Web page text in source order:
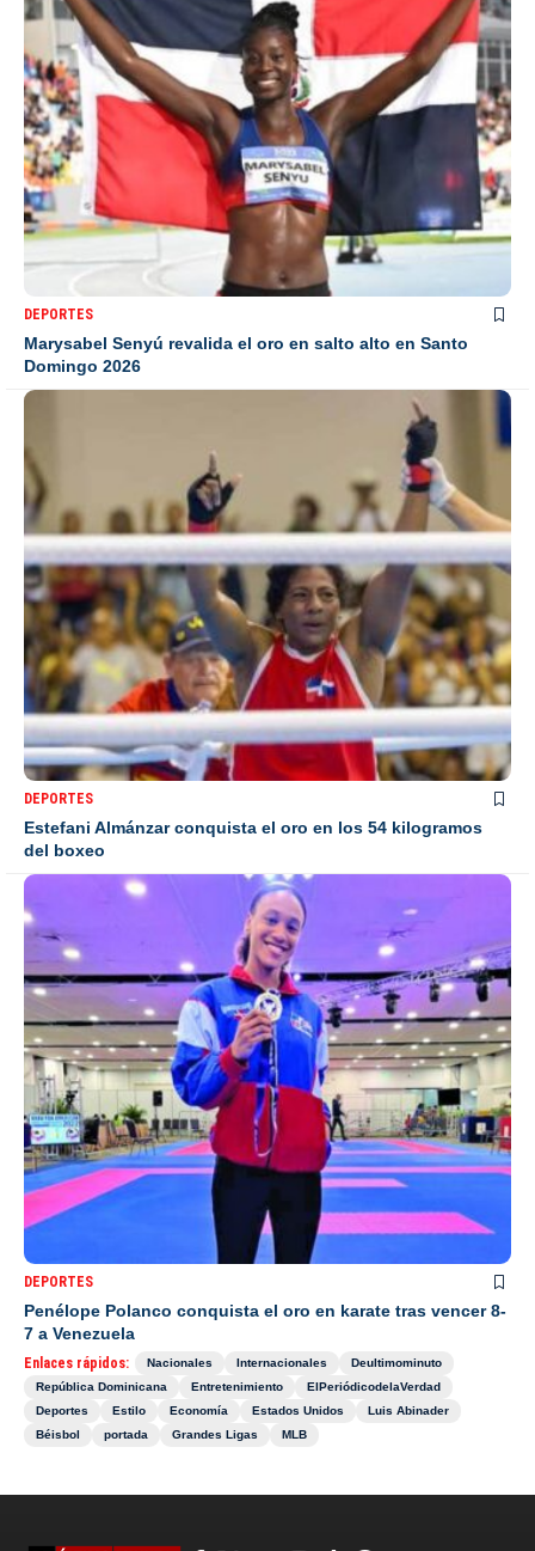
DEPORTES
Marysabel Senyú revalida el oro en salto alto en Santo
Domingo 2026
DEPORTES
Estefani Almánzar conquista el oro en los 54 kilogramos
del boxeo
DEPORTES
Penélope Polanco conquista el oro en karate tras vencer 8-
7 a Venezuela
Enlaces rápidos: Nacionales Internacionales
Deultimominuto
República Dominicana
Entretenimiento
ElPeriódicodelaVerdad
Deportes
Estilo Economía Estados Unidos
Luis Abinader
Béisbol
portada Grandes Ligas MLB